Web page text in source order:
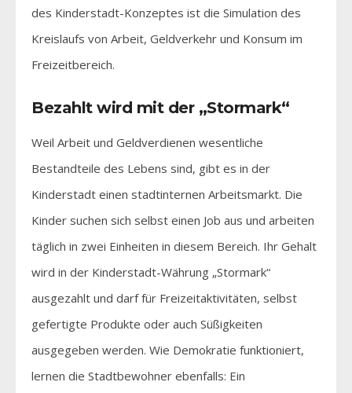
des Kinderstadt-Konzeptes ist die Simulation des
Kreislaufs von Arbeit, Geldverkehr und Konsum im
Freizeitbereich.
Bezahlt wird mit der „Stormark“
Weil Arbeit und Geldverdienen wesentliche
Bestandteile des Lebens sind, gibt es in der
Kinderstadt einen stadtinternen Arbeitsmarkt. Die
Kinder suchen sich selbst einen Job aus und arbeiten
täglich in zwei Einheiten in diesem Bereich. Ihr Gehalt
wird in der Kinderstadt-Währung „Stormark“
ausgezahlt und darf für Freizeitaktivitäten, selbst
gefertigte Produkte oder auch Süßigkeiten
ausgegeben werden. Wie Demokratie funktioniert,
lernen die Stadtbewohner ebenfalls: Ein